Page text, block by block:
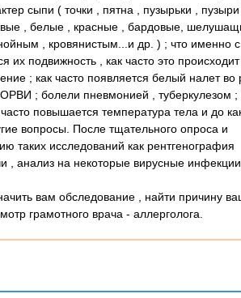
сыпи ( точки , пятна , пузырьки , пузыри ,
, белые , красные , бардовые,
, кровянистым...и др. ) ; что именно с
подвижность , как часто это происходит
; как часто появляется белый налет во
; болели пневмонией , туберкулезом ;
повышается температура тела и до
вопросы. После тщательного опроса и
таких исследований как рентгенография
, анализ на некоторые вирусные инфекции ,
вам обследование , найти причину
грамотного врача - аллерголога.